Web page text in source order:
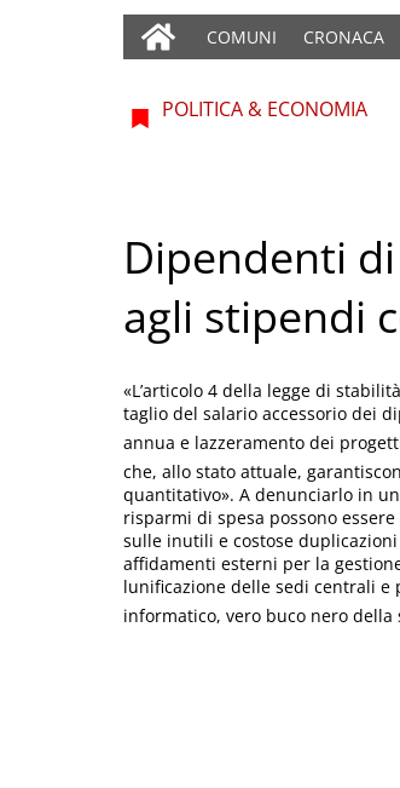
COMUNI CRONACA
POLITICA & ECONOMIA
Dipendenti
agli stipendi
«L’articolo 4 della legge di
taglio del salario accessorio dei
annua e lazzeramento dei
che, allo stato attuale,
quantitativo». A denunciarlo in
risparmi di spesa possono
sulle inutili e costose duplicazioni
affidamenti esterni per la
lunificazione delle sedi centrali
informatico, vero buco nero della